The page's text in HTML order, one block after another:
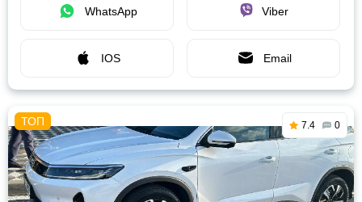
WhatsApp Viber
IOS Email
7.4 0